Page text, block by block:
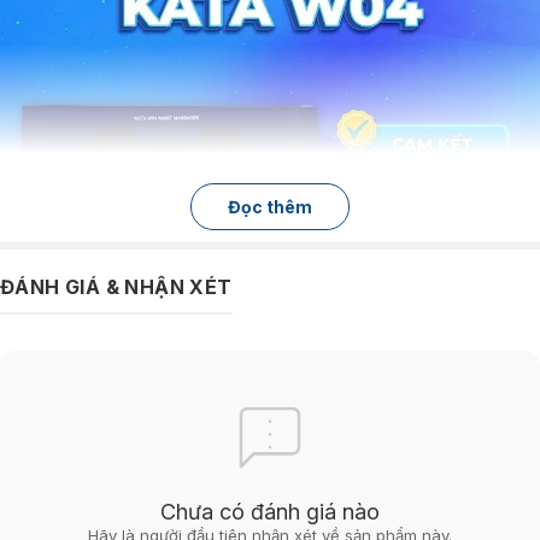
Thiết kế đai mỏng nhẹ, hộp điều khiển thông minh tiện lợi
cảm giác thoải mái nhất khi đeo. Trọng lượng máy nhẹ chỉ khoảng 158g, giúp dễ
Đọc thêm
ĐÁNH GIÁ & NHẬN XÉT
Chưa có đánh giá nào
Hãy là người đầu tiên nhận xét về sản phẩm này.